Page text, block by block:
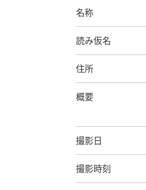
名称
読み仮名
住所
概要
撮影日
撮影時刻